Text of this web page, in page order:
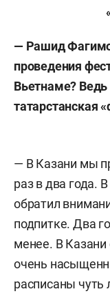
— Рашид
проведения
Вьетнаме? Ведь
татарстанская
— В Казани мы
раз в два года.
обратил
подпитке. Два
менее. В
очень
расписаны чуть